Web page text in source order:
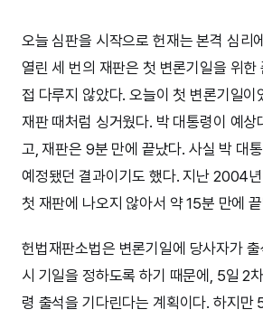
오늘 심판을 시작으로 헌재는 본격 심리
열린 세 번의 재판은 첫 변론기일을 위한
접 다루지 않았다. 오늘이 첫 변론기일이
재판 때처럼 싱거웠다. 박 대통령이 예상
고, 재판은 9분 만에 끝났다. 사실 박 대
예정됐던 결과이기도 했다. 지난 2004
첫 재판에 나오지 않아서 약 15분 만에
헌법재판소법은 변론기일에 당사자가
시 기일을 정하도록 하기 때문에, 5일 2
령 출석을 기다린다는 계획이다. 하지만